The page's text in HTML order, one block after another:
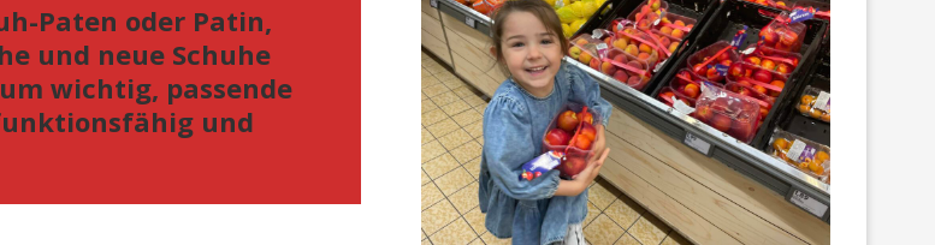
Paten oder Patin,
und neue Schuhe
wichtig, passende
und